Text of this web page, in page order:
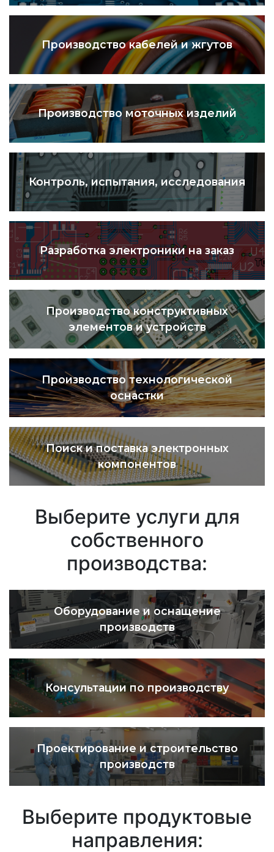
Производство кабелей и жгутов
Производство моточных изделий
Контроль, испытания, исследования
Разработка электроники на заказ
Производство конструктивных
элементов и устройств
Производство технологической
оснастки
Поиск и поставка электронных
компонентов
Выберите услуги для
собственного
производства:
Оборудование и оснащение
производств
Консультации по производству
Проектирование и строительство
производств
Выберите продуктовые
направления: